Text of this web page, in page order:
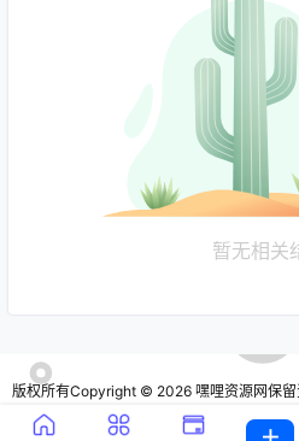
暂无相关
版权所有Copyright © 2026 嘿哩资源网保
时处理
宁ICP备16000147号 ・